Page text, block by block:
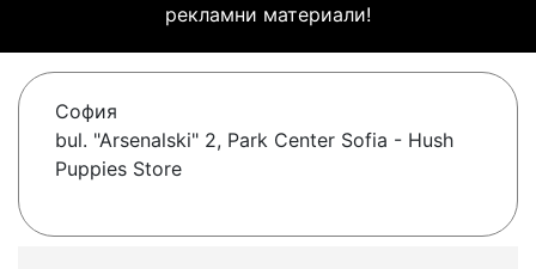
рекламни материали!
София
bul. "Arsenalski" 2, Park Center Sofia - Hush
Puppies Store